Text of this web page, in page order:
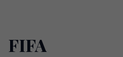
FIFA